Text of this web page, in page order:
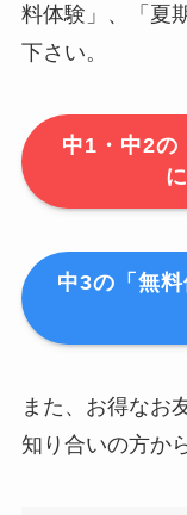
料体験」、「夏
下さい。
中1・中2の
中3の「無
また、お得なお
知り合いの方か